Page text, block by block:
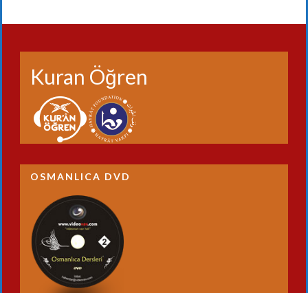
Kuran Öğren
OSMANLICA DVD